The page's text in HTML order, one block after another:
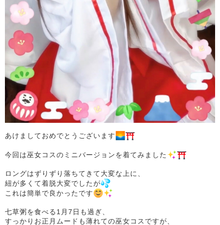
あけましておめでとうございます
今回は巫女コスのミニバージョンを着てみました
ロングはずりずり落ちてきて大変な上に、
紐が多くて着脱大変でしたが
これは簡単で良かったです
七草粥を食べる1月7日も過ぎ、
すっかりお正月ムードも薄れての巫女コスですが、